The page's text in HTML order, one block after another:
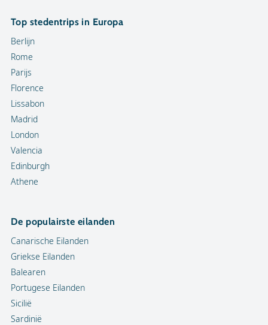
Top stedentrips in Europa
Berlijn
Rome
Parijs
Florence
Lissabon
Madrid
London
Valencia
Edinburgh
Athene
De populairste eilanden
Canarische Eilanden
Griekse Eilanden
Balearen
Portugese Eilanden
Sicilië
Sardinië